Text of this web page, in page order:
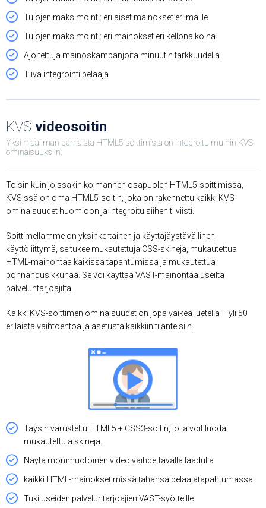
Tulojen maksimointi: erilaiset mainokset eri maille
Tulojen maksimointi: eri mainokset eri kellonaikoina
Ajoitettuja mainoskampanjoita minuutin tarkkuudella
Tiivä integrointi pelaaja
KVS videosoitin
Yksi maailman parhaista HTML5-soittimista on integroitu muihin KVS-
ominaisuuksiin.
Toisin kuin joissakin kolmannen osapuolen HTML5-soittimissa,
KVS:ssä on oma HTML5-soitin, joka on rakennettu kaikki KVS-
ominaisuudet huomioon ja integroitu siihen tiiviisti.
Soittimellamme on yksinkertainen ja käyttäjäystävällinen
käyttöliittymä, se tukee mukautettuja CSS-skinejä, mukautettua
HTML-mainontaa kaikissa tapahtumissa ja mukautettua
ponnahdusikkunaa. Se voi käyttää VAST-mainontaa useilta
palveluntarjoajilta.
Kaikki KVS-soittimen ominaisuudet on jopa vaikea luetella – yli 50
erilaista vaihtoehtoa ja asetusta kaikkiin tilanteisiin.
Täysin varusteltu HTML5 + CSS3-soitin, jolla voit luoda
mukautettuja skinejä.
Näytä monimuotoinen video vaihdettavalla laadulla
kaikki HTML-mainokset missä tahansa pelaajatapahtumassa
Tuki useiden palveluntarjoajien VAST-syötteille